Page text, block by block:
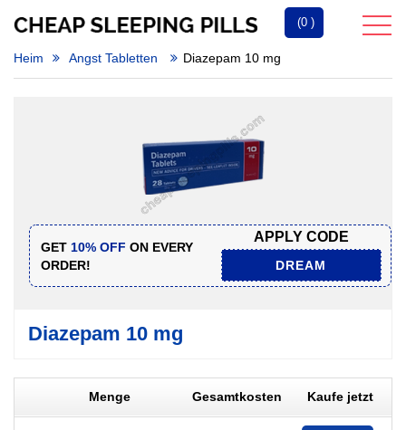
(0 )
Heim Angst Tabletten Diazepam 10 mg
GET 10% OFF ON EVERY
ORDER!
APPLY CODE
DREAM
Diazepam 10 mg
Menge Gesamtkosten Kaufe jetzt